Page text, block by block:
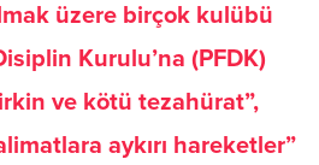
üzere birçok kulübü
Kurulu’na (PFDK)
ve kötü tezahürat”,
aykırı hareketler”